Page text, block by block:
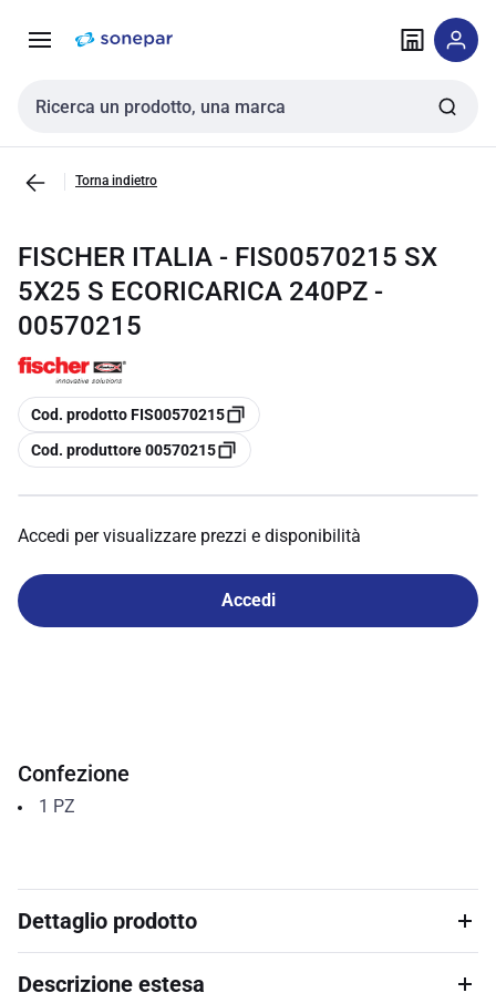
navigazione alla
Cerca input
Torna indietro
FISCHER ITALIA - FIS00570215 SX
5X25 S ECORICARICA 240PZ -
00570215
copia
Cod. prodotto FIS00570215
copia
Cod. produttore 00570215
Accedi per visualizzare prezzi e disponibilità
Accedi
Confezione
1 PZ
Dettaglio prodotto
Descrizione estesa